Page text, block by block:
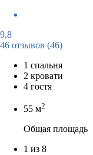
9,8
46 отзывов (46)
1 спальня
2 кровати
4 гостя
55 м2
Общая площадь
1 из 8